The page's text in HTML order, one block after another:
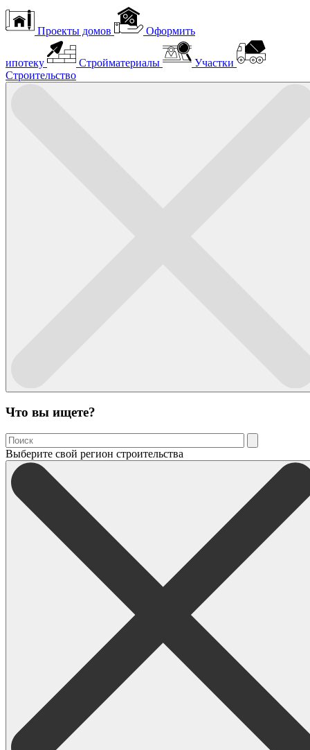
Проекты домов Оформить
ипотеку Стройматериалы
Участки
Строительство
Что вы ищете?
Выберите свой регион строительства